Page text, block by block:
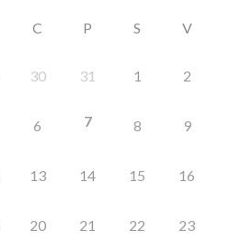
C P S V
30 31 1 2
6 7 8 9
13 14 15 16
20 21 22 23